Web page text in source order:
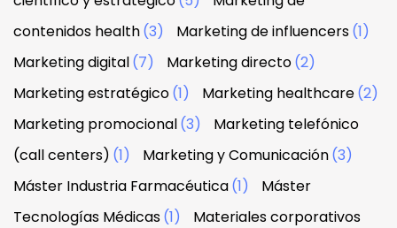
contenidos health(3) Marketing de influencers(1)
Marketing digital(7) Marketing directo(2)
Marketing estratégico(1) Marketing healthcare(2)
Marketing promocional(3)
Marketing telefónico
(call centers) (1) Marketing y Comunicación(3)
Máster Industria Farmacéutica(1)
Máster
Tecnologías Médicas(1)
Materiales corporativos